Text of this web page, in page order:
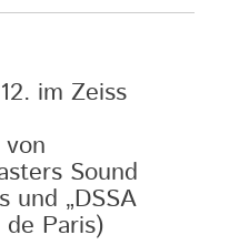
im Zeiss
Sound
und „DSSA
de Paris)